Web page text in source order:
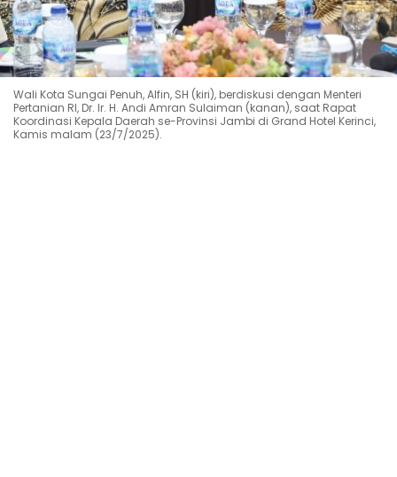
Wali Kota Sungai Penuh, Alfin, SH (kiri), berdiskusi dengan Menteri
Pertanian RI, Dr. Ir. H. Andi Amran Sulaiman (kanan), saat Rapat
Koordinasi Kepala Daerah se-Provinsi Jambi di Grand Hotel Kerinci,
Kamis malam (23/7/2025).